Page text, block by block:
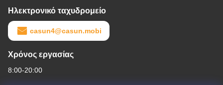
Ηλεκτρονικό ταχυδρομείο
casun4@casun.mobi
Χρόνος εργασίας
8:00-20:00